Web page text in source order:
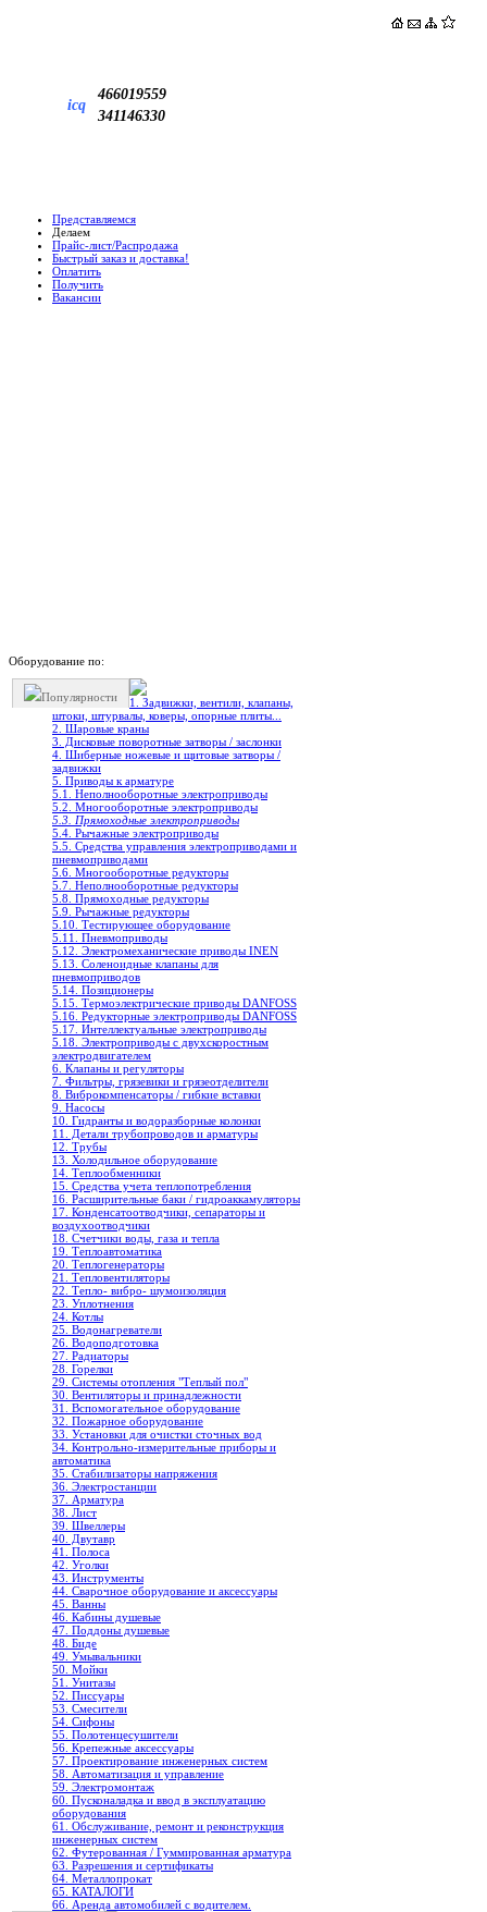
icq
466019559
341146330
Представляемся
Делаем
Прайс-лист/Распродажа
Быстрый заказ и доставка!
Оплатить
Получить
Вакансии
Оборудование по:
Популярности
1. Задвижки, вентили, клапаны,
штоки, штурвалы, коверы, опорные плиты...
2. Шаровые краны
3. Дисковые поворотные затворы / заслонки
4. Шиберные ножевые и щитовые затворы /
задвижки
5. Приводы к арматуре
5.1. Неполнооборотные электроприводы
5.2. Многооборотные электроприводы
5.3. Прямоходные электроприводы
5.4. Рычажные электроприводы
5.5. Средства управления электроприводами и
пневмоприводами
5.6. Многооборотные редукторы
5.7. Неполнооборотные редукторы
5.8. Прямоходные редукторы
5.9. Рычажные редукторы
5.10. Тестирующее оборудование
5.11. Пневмоприводы
5.12. Электромеханические приводы INEN
5.13. Соленоидные клапаны для
пневмоприводов
5.14. Позиционеры
5.15. Термоэлектрические приводы DANFOSS
5.16. Редукторные электроприводы DANFOSS
5.17. Интеллектуальные электроприводы
5.18. Электроприводы с двухскоростным
электродвигателем
6. Клапаны и регуляторы
7. Фильтры, грязевики и грязеотделители
8. Виброкомпенсаторы / гибкие вставки
9. Насосы
10. Гидранты и водоразборные колонки
11. Детали трубопроводов и арматуры
12. Трубы
13. Холодильное oборудование
14. Теплообменники
15. Средства учета теплопотребления
16. Расширительные баки / гидроаккамуляторы
17. Конденсатоотводчики, сепараторы и
воздухоотводчики
18. Счетчики воды, газа и тепла
19. Теплоавтоматика
20. Теплогенераторы
21. Тепловентиляторы
22. Тепло- вибро- шумоизоляция
23. Уплотнения
24. Котлы
25. Водонагреватели
26. Водоподготовка
27. Радиаторы
28. Горелки
29. Системы отопления "Теплый пол"
30. Вентиляторы и принадлежности
31. Вспомогательное оборудование
32. Пожарное оборудование
33. Установки для очистки сточных вод
34. Контрольно-измерительные приборы и
автоматика
35. Стабилизаторы напряжения
36. Электростанции
37. Арматура
38. Лист
39. Швеллеры
40. Двутавр
41. Полоса
42. Уголки
43. Инструменты
44. Сварочное оборудование и аксессуары
45. Ванны
46. Кабины душевые
47. Поддоны душевые
48. Биде
49. Умывальники
50. Мойки
51. Унитазы
52. Писсуары
53. Смесители
54. Сифоны
55. Полотенцесушители
56. Крепежные аксессуары
57. Проектирование инженерных систем
58. Автоматизация и управление
59. Электромонтаж
60. Пусконаладка и ввод в эксплуатацию
оборудования
61. Обслуживание, ремонт и реконструкция
инженерных систем
62. Футерованная / Гуммированная арматура
63. Разрешения и сертификаты
64. Металлопрокат
65. КАТАЛОГИ
66. Аренда автомобилей с водителем.